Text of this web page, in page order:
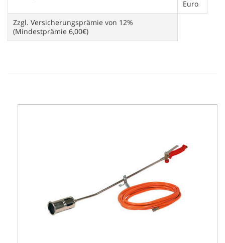
Euro
Zzgl. Versicherungsprämie von 12%
(Mindestprämie 6,00€)